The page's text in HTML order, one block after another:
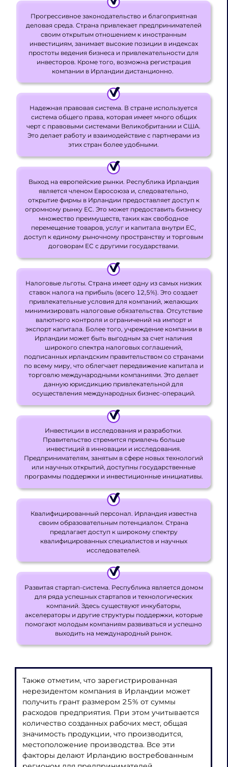
Прогрессивное законодательство и благоприятная
деловая среда. Страна привлекает предпринимателей
своим открытым отношением к иностранным
инвестициям, занимает высокие позиции в индексах
простоты ведения бизнеса и привлекательности для
инвесторов. Кроме того, возможна регистрация
компании в Ирландии дистанционно.
Надежная правовая система. В стране используется
система общего права, которая имеет много общих
черт с правовыми системами Великобритании и США.
Это делает работу и взаимодействие с партнерами из
этих стран более удобными.
Выход на европейские рынки. Республика Ирландия
является членом Евросоюза и, следовательно,
открытие фирмы в Ирландии предоставляет доступ к
огромному рынку ЕС. Это может предоставить бизнесу
множество преимуществ, таких как свободное
перемещение товаров, услуг и капитала внутри ЕС,
доступ к единому рыночному пространству и торговым
договорам ЕС с другими государствами.
Налоговые льготы. Страна имеет одну из самых низких
ставок налога на прибыль (всего 12,5%). Это создает
привлекательные условия для компаний, желающих
минимизировать налоговые обязательства. Отсутствие
валютного контроля и ограничений на импорт и
экспорт капитала. Более того, учреждение компании в
Ирландии может быть выгодным за счет наличия
широкого спектра налоговых соглашений,
подписанных ирландским правительством со странами
по всему миру, что облегчает передвижение капитала и
торговлю международными компаниями. Это делает
данную юрисдикцию привлекательной для
осуществления международных бизнес-операций.
Инвестиции в исследования и разработки.
Правительство стремится привлечь больше
инвестиций в инновации и исследования.
Предпринимателям, занятым в сфере новых технологий
или научных открытий, доступны государственные
программы поддержки и инвестиционные инициативы.
Квалифицированный персонал. Ирландия известна
своим образовательным потенциалом. Страна
предлагает доступ к широкому спектру
квалифицированных специалистов и научных
исследователей.
Развитая стартап-система. Республика является домом
для ряда успешных стартапов и технологических
компаний. Здесь существуют инкубаторы,
акселераторы и другие структуры поддержки, которые
помогают молодым компаниям развиваться и успешно
выходить на международный рынок.
Также отметим, что зарегистрированная
нерезидентом компания в Ирландии может
получить грант размером 25% от суммы
расходов предприятия. При этом учитывается
количество созданных рабочих мест, общая
значимость продукции, что производится,
местоположение производства. Все эти
факторы делают Ирландию востребованным